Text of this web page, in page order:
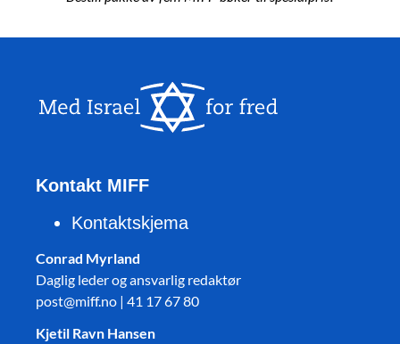
Kontakt MIFF
Kontaktskjema
Conrad Myrland
Daglig leder og ansvarlig redaktør
post@miff.no | 41 17 67 80
Kjetil Ravn Hansen